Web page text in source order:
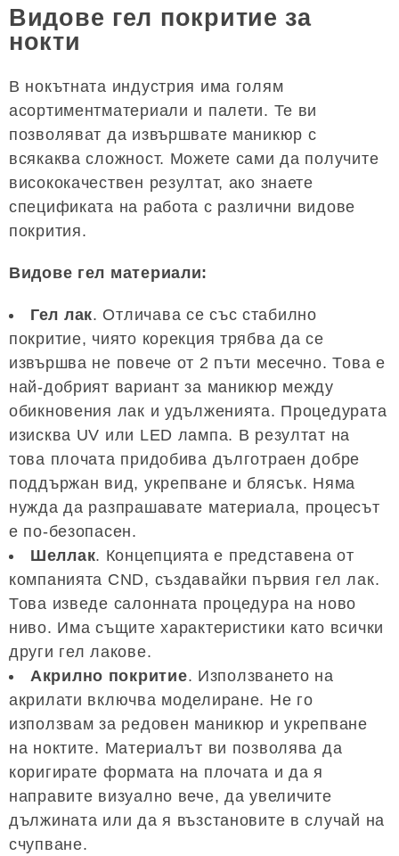
Видове гел покритие за
нокти
В нокътната индустрия има голям
асортиментматериали и палети. Те ви
позволяват да извършвате маникюр с
всякаква сложност. Можете сами да получите
висококачествен резултат, ако знаете
спецификата на работа с различни видове
покрития.
Видове гел материали:
Гел лак. Отличава се със стабилно
покритие, чиято корекция трябва да се
извършва не повече от 2 пъти месечно. Това е
най-добрият вариант за маникюр между
обикновения лак и удълженията. Процедурата
изисква UV или LED лампа. В резултат на
това плочата придобива дълготраен добре
поддържан вид, укрепване и блясък. Няма
нужда да разпрашавате материала, процесът
е по-безопасен.
Шеллак. Концепцията е представена от
компанията CND, създавайки първия гел лак.
Това изведе салонната процедура на ново
ниво. Има същите характеристики като всички
други гел лакове.
Акрилно покритие. Използването на
акрилати включва моделиране. Не го
използвам за редовен маникюр и укрепване
на ноктите. Материалът ви позволява да
коригирате формата на плочата и да я
направите визуално вече, да увеличите
дължината или да я възстановите в случай на
счупване.